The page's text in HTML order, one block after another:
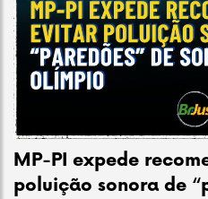
MP-PI expede
poluição sonora de